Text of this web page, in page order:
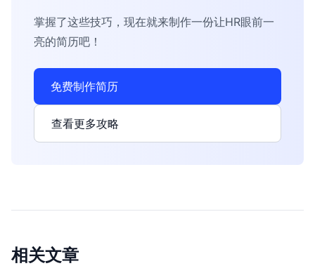
掌握了这些技巧，现在就来制作一份让HR眼前一
亮的简历吧！
免费制作简历
查看更多攻略
相关文章